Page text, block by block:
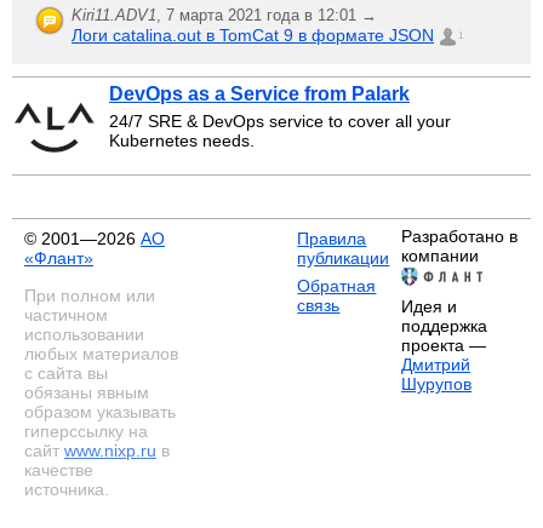
Kiri11.ADV1, 7 марта 2021 года в 12:01 →
Логи catalina.out в TomCat 9 в формате JSON 1
DevOps as a Service from Palark
24/7 SRE & DevOps service to cover all your
Kubernetes needs.
© 2001—2026 АО
«Флант»
При полном или
частичном
использовании
любых материалов
с сайта вы
обязаны явным
образом указывать
гиперссылку на
сайт www.nixp.ru в
качестве
источника.
Правила
публикации
Обратная
связь
Разработано в
компании
Идея и
поддержка
проекта —
Дмитрий
Шурупов